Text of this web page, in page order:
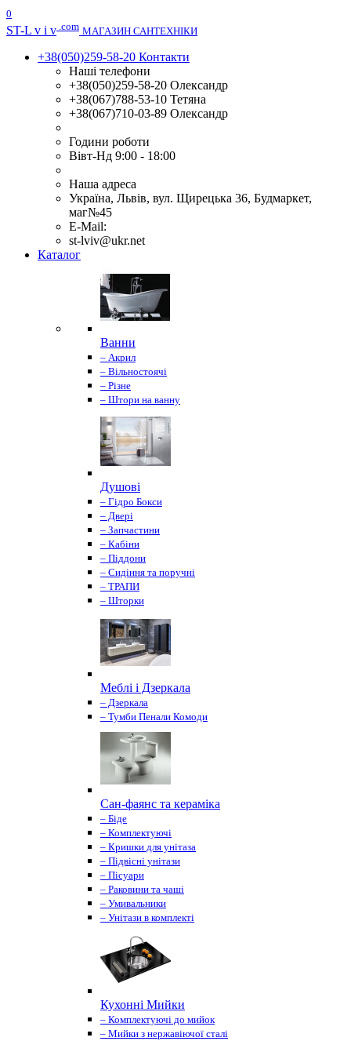
0
ST-L v i v .com МАГАЗИН САНТЕХНІКИ
+38(050)259-58-20 Контакти
Наші телефони
+38(050)259-58-20 Олександр
+38(067)788-53-10 Тетяна
+38(067)710-03-89 Олександр
Години роботи
Вівт-Нд 9:00 - 18:00
Наша адреса
Україна, Львів, вул. Щирецька 36, Будмаркет,
маг№45
E-Mail:
st-lviv@ukr.net
Каталог
Ванни
– Акрил
– Вільностоячі
– Різне
– Штори на ванну
Душові
– Гідро Бокси
– Двері
– Запчастини
– Кабіни
– Піддони
– Сидіння та поручні
– ТРАПИ
– Шторки
Меблі і Дзеркала
– Дзеркала
– Тумби Пенали Комоди
Сан-фаянс та кераміка
– Біде
– Комплектуючі
– Кришки для унітаза
– Підвісні унітази
– Пісуари
– Раковини та чаші
– Умивальники
– Унітази в комплекті
Кухонні Мийки
– Комплектуючі до мийок
– Мийки з нержавіючої сталі